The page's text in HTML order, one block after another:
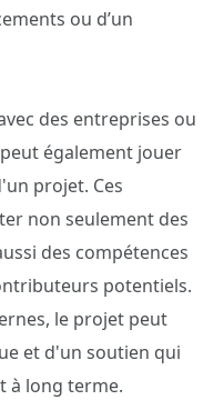
ou d’un
des entreprises ou
également jouer
projet. Ces
non seulement des
des compétences
potentiels.
le projet peut
et d'un soutien qui
à long terme.